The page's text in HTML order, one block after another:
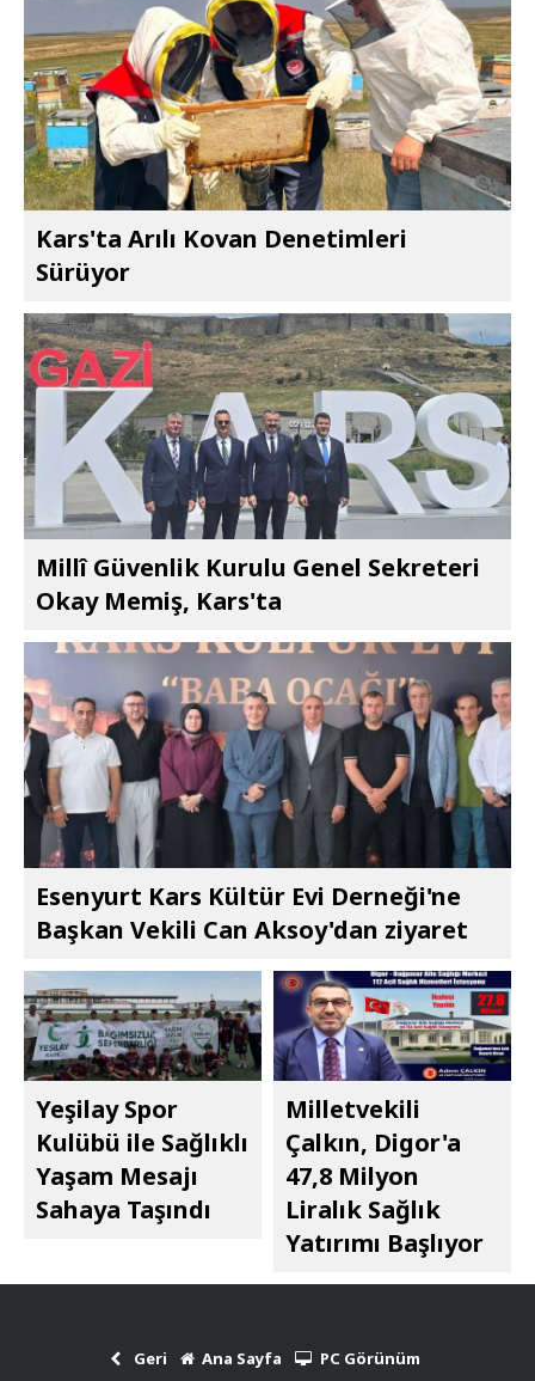
Kars'ta Arılı Kovan Denetimleri
Sürüyor
Millî Güvenlik Kurulu Genel Sekreteri
Okay Memiş, Kars'ta
Esenyurt Kars Kültür Evi Derneği'ne
Başkan Vekili Can Aksoy'dan ziyaret
Yeşilay Spor
Kulübü ile Sağlıklı
Yaşam Mesajı
Sahaya Taşındı
Milletvekili
Çalkın, Digor'a
47,8 Milyon
Liralık Sağlık
Yatırımı Başlıyor
Geri Ana Sayfa PC Görünüm